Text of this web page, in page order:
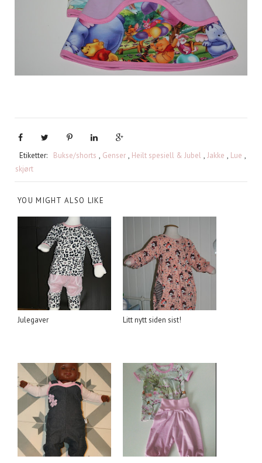
Etiketter: Bukse/shorts , Genser , Heilt spesiell & Jubel , Jakke , Lue ,
skjørt
YOU MIGHT ALSO LIKE
Julegaver Litt nytt siden sist!